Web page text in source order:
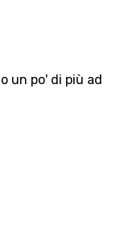
un po' di più ad